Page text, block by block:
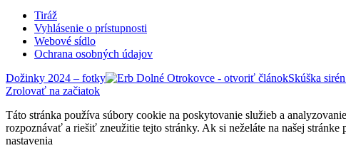
Tiráž
Vyhlásenie o prístupnosti
Webové sídlo
Ochrana osobných údajov
Dožinky 2024 – fotky
Skúška
Zrolovať na začiatok
Táto stránka používa súbory cookie na poskytovanie služieb a
rozpoznávať a riešiť zneužitie tejto stránky. Ak si neželáte na našej
nastavenia